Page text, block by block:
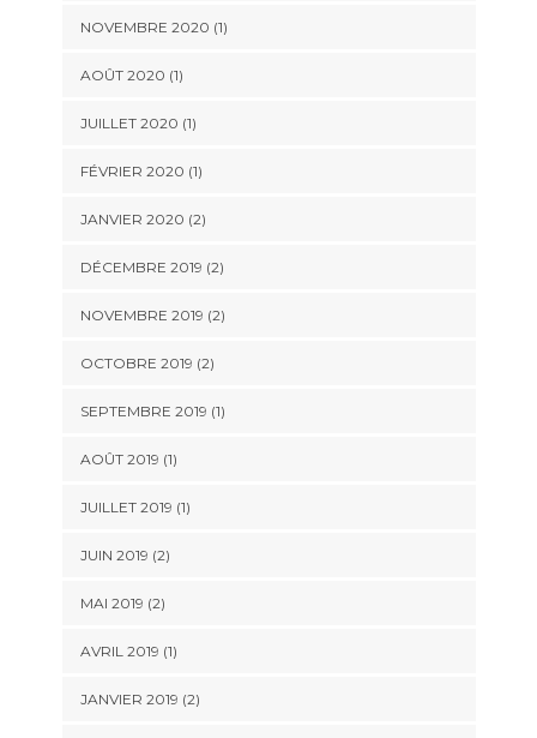
NOVEMBRE 2020 (1)
AOÛT 2020 (1)
JUILLET 2020 (1)
FÉVRIER 2020 (1)
JANVIER 2020 (2)
DÉCEMBRE 2019 (2)
NOVEMBRE 2019 (2)
OCTOBRE 2019 (2)
SEPTEMBRE 2019 (1)
AOÛT 2019 (1)
JUILLET 2019 (1)
JUIN 2019 (2)
MAI 2019 (2)
AVRIL 2019 (1)
JANVIER 2019 (2)